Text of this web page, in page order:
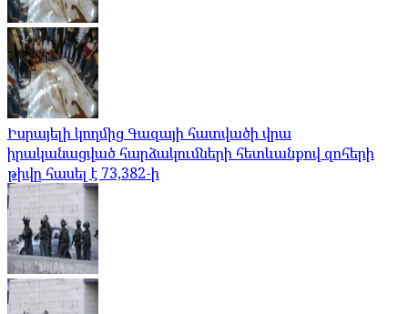
Իսրայելի կողմից Գազայի հատվածի վրա
իրականացված հարձակումների հետևանքով զոհերի
թիվը հասել է 73,382-ի